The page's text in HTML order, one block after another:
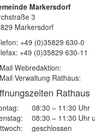
Markersdorf
3
Markersdorf
+49 (0)35829 630-0
+49 (0)35829 630-11
Webredaktion:
Verwaltung Rathaus:
Rathaus
08:30 – 11:30 Uhr
08:30 – 11:30 Uhr
geschlossen